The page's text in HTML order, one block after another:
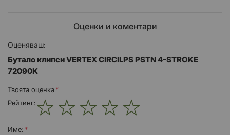
Оценки и коментари
Оценяваш:
Бутало клипси VERTEX CIRCILPS PSTN 4-STROKE
72090K
Твоята оценка
Рейтинг:
Име: